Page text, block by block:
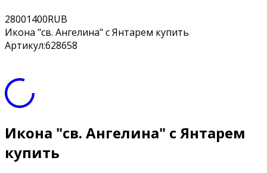
28001400RUB
Икона "св. Ангелина" с Янтарем купить
Артикул:628658
Икона "св. Ангелина" с Янтарем
купить